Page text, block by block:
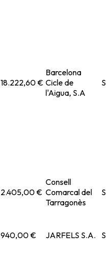
18.222,60 €
Barcelona
Cicle de
l'Aigua, S.A
2.405,00 €
Consell
Comarcal del
Tarragonès
940,00 € JARFELS S.A.